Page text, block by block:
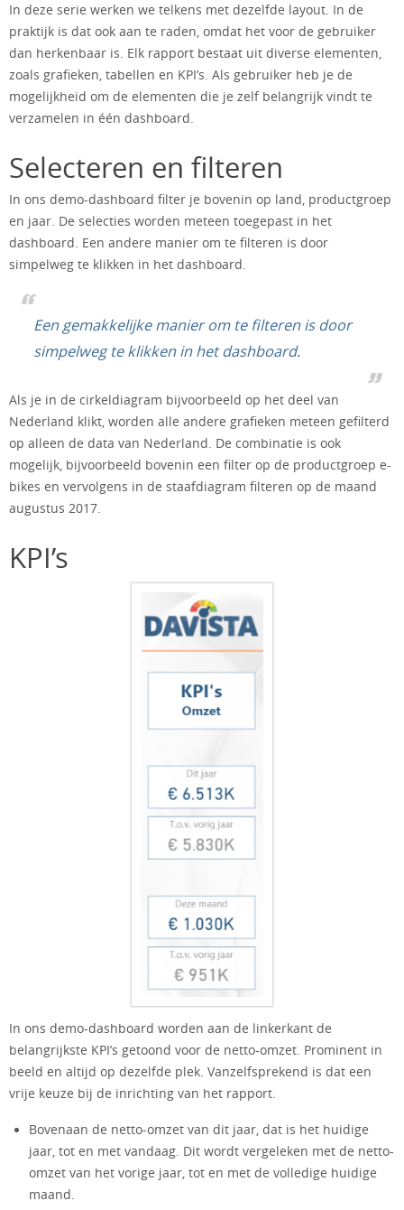
In deze serie werken we telkens met dezelfde layout. In de
praktijk is dat ook aan te raden, omdat het voor de gebruiker
dan herkenbaar is. Elk rapport bestaat uit diverse elementen,
zoals grafieken, tabellen en KPI’s. Als gebruiker heb je de
mogelijkheid om de elementen die je zelf belangrijk vindt te
verzamelen in één dashboard.
Selecteren en filteren
In ons demo-dashboard filter je bovenin op land, productgroep
en jaar. De selecties worden meteen toegepast in het
dashboard. Een andere manier om te filteren is door
simpelweg te klikken in het dashboard.
Een gemakkelijke manier om te filteren is door
simpelweg te klikken in het dashboard.
Als je in de cirkeldiagram bijvoorbeeld op het deel van
Nederland klikt, worden alle andere grafieken meteen gefilterd
op alleen de data van Nederland. De combinatie is ook
mogelijk, bijvoorbeeld bovenin een filter op de productgroep e-
bikes en vervolgens in de staafdiagram filteren op de maand
augustus 2017.
KPI’s
In ons demo-dashboard worden aan de linkerkant de
belangrijkste KPI’s getoond voor de netto-omzet. Prominent in
beeld en altijd op dezelfde plek. Vanzelfsprekend is dat een
vrije keuze bij de inrichting van het rapport.
Bovenaan de netto-omzet van dit jaar, dat is het huidige
jaar, tot en met vandaag. Dit wordt vergeleken met de netto-
omzet van het vorige jaar, tot en met de volledige huidige
maand.